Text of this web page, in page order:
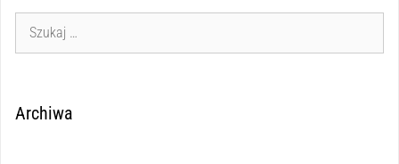
Archiwa